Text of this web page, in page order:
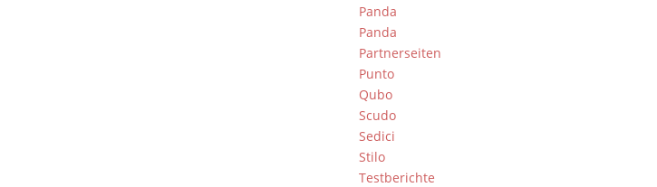
Panda
Panda
Partnerseiten
Punto
Qubo
Scudo
Sedici
Stilo
Testberichte